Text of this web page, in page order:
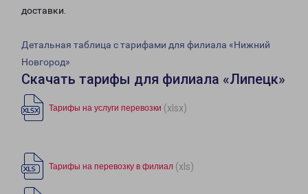
доставки.
Детальная таблица с тарифами для филиала «Нижний
Новгород»
Скачать тарифы для филиала «Липецк»
Тарифы на услуги перевозки (xlsx)
Тарифы на перевозку в филиал (xls)